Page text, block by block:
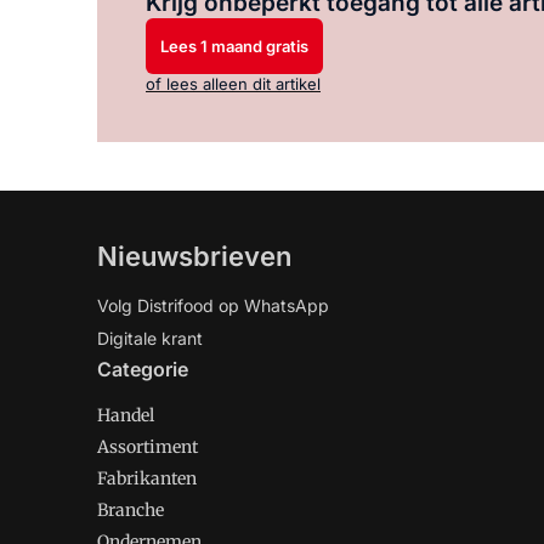
Lees 1 maand gratis
of lees alleen dit artikel
Nieuwsbrieven
Volg Distrifood op WhatsApp
Digitale krant
Categorie
Handel
Assortiment
Fabrikanten
Branche